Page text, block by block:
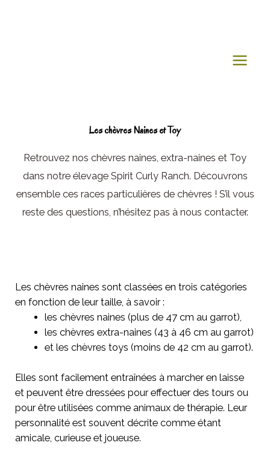
Les chèvres Naines et Toy
Retrouvez nos chèvres naines, extra-naines et Toy
dans notre élevage Spirit Curly Ranch. Découvrons
ensemble ces races particulières de chèvres ! S’il vous
reste des questions, n’hésitez pas à nous contacter.
Les chèvres naines sont classées en trois catégories
en fonction de leur taille, à savoir :
les chèvres naines (plus de 47 cm au garrot),
les chèvres extra-naines (43 à 46 cm au garrot)
et les chèvres toys (moins de 42 cm au garrot).
Elles sont facilement entraînées à marcher en laisse
et peuvent être dressées pour effectuer des tours ou
pour être utilisées comme animaux de thérapie. Leur
personnalité est souvent décrite comme étant
amicale, curieuse et joueuse.